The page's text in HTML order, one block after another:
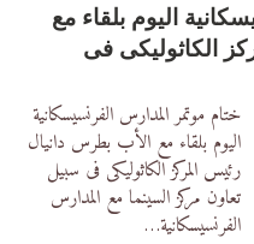
اليوم بلقاء مع
الكاثوليكى فى
ختام موتمر المدارس الفرنسيسكانية
اليوم بلقاء مع الأب بطرس دانيال
رئيس المركز الكاثوليكى فى سبيل
تعاون مركز السينما مع المدارس
الفرنسيسكانية…